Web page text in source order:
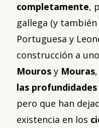
completamente,
gallega (y
Portuguesa y
construcción a
Mouros y Mouras
las
pero que han
existencia en los